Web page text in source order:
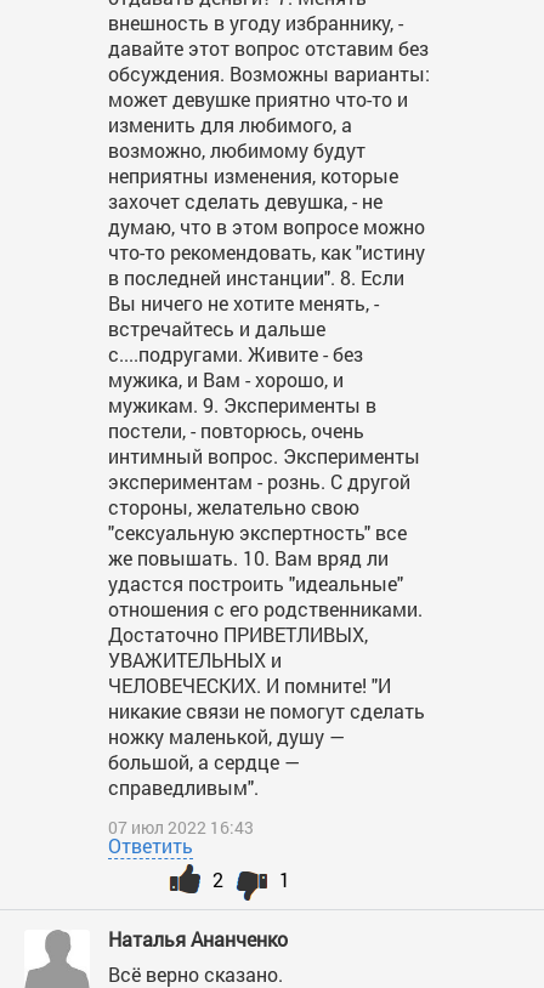
внешность в угоду избраннику, -
давайте этот вопрос отставим без
обсуждения. Возможны варианты:
может девушке приятно что-то и
изменить для любимого, а
возможно, любимому будут
неприятны изменения, которые
захочет сделать девушка, - не
думаю, что в этом вопросе можно
что-то рекомендовать, как "истину
в последней инстанции". 8. Если
Вы ничего не хотите менять, -
встречайтесь и дальше
с....подругами. Живите - без
мужика, и Вам - хорошо, и
мужикам. 9. Эксперименты в
постели, - повторюсь, очень
интимный вопрос. Эксперименты
экспериментам - рознь. С другой
стороны, желательно свою
"сексуальную экспертность" все
же повышать. 10. Вам вряд ли
удастся построить "идеальные"
отношения с его родственниками.
Достаточно ПРИВЕТЛИВЫХ,
УВАЖИТЕЛЬНЫХ и
ЧЕЛОВЕЧЕСКИХ. И помните! "И
никакие связи не помогут сделать
ножку маленькой, душу —
большой, а сердце —
справедливым".
07 июл 2022 16:43
Ответить
1
2
Наталья Ананченко
Всё верно сказано.